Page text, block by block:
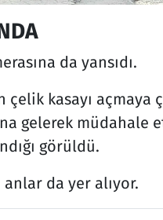
da yansıdı.
kasayı açmaya
gelerek müdahale
görüldü.
anlar da yer alıyor.